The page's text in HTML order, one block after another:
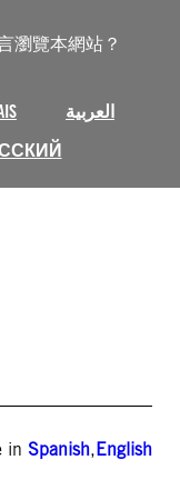
瀏覽本網站？
العربية
in Spanish,English